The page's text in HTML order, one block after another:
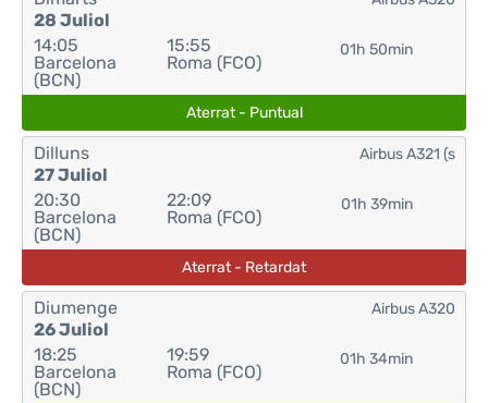
28 Juliol
14:05
Barcelona
(BCN)
15:55
Roma (FCO)
01h 50min
Aterrat - Puntual
Dilluns
27 Juliol
20:30
Barcelona
(BCN)
22:09
Roma (FCO)
01h 39min
Airbus A321 (s
Aterrat - Retardat
Diumenge
26 Juliol
18:25
Barcelona
(BCN)
19:59
Roma (FCO)
01h 34min
Airbus A320